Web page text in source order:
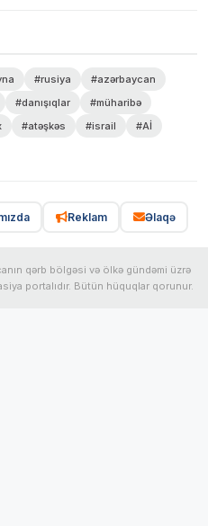
#rusiya
#azərbaycan
#danışıqlar
#müharibə
#atəşkəs #israil
#Aİ
Reklam Əlaqə
qərb bölgəsi və ölkə gündəmi üzrə
portalıdır. Bütün hüquqlar qorunur.